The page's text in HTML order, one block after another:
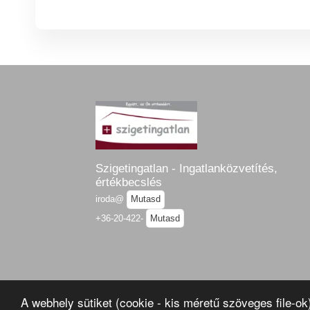
A webhely sütiket (cookie - kis méretű szöveges file-
Szigetingatlan - Ingatlanközvetítés,
értékbecslés
iroda@
Mutasd
+36-20-422-
Mutasd
Oldaltérkép